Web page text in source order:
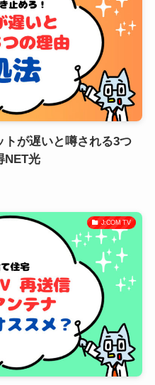
が遅いと噂される3つ
NET光
J:COM TV